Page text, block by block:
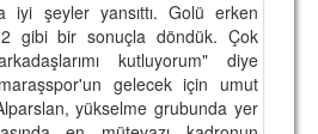
iyi şeyler yansıttı. Golü erken
gibi bir sonuçla döndük. Çok
kutluyorum" diye
gelecek için umut
yükselme grubunda yer